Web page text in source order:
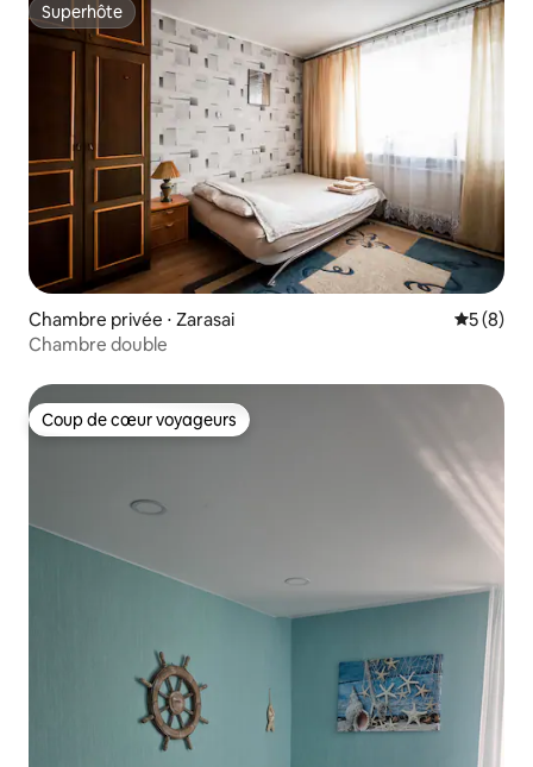
Superhôte
Superhôte
Chambre privée ⋅ Zarasai
5 (8)
Chambre double
Coup de cœur voyageurs
Coup de cœur voyageurs